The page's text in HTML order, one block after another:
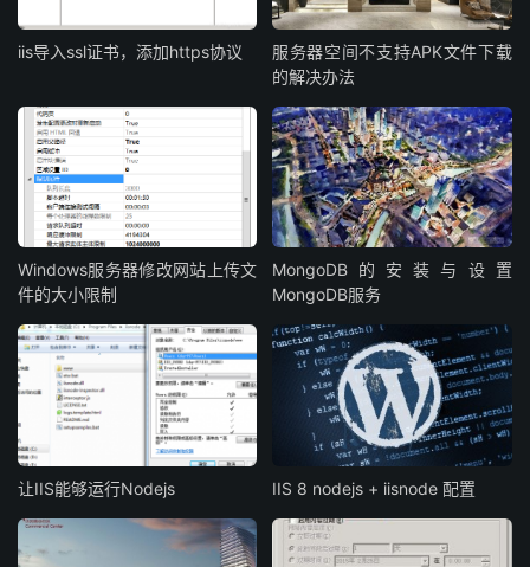
iis导入ssl证书，添加https协议
服务器空间不支持APK文件下载
的解决办法
Windows服务器修改网站上传文
件的大小限制
MongoDB的安装与设置
MongoDB服务
让IIS能够运行Nodejs IIS 8 nodejs + iisnode 配置